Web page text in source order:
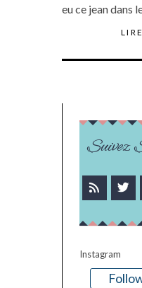
eu ce jean dans
Suivez
Instagram